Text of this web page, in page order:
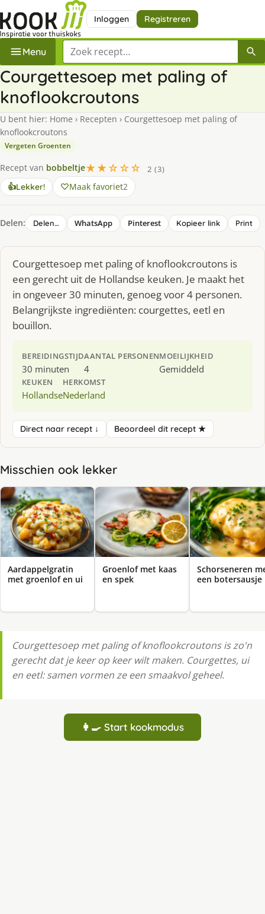
Inloggen Registreren
Menu Zoek een recept
Courgettesoep met paling of
knoflookcroutons
U bent hier: Home › Recepten › Courgettesoep met paling of
knoflookcroutons
Vergeten Groenten
Recept van bobbeltje★★☆☆☆
2 (3)
👍Lekker! Maak favoriet2
Delen: Delen… WhatsApp Pinterest Kopieer link Print
Courgettesoep met paling of knoflookcroutons is
een gerecht uit de Hollandse keuken. Je maakt het
in ongeveer 30 minuten, genoeg voor 4 personen.
Belangrijkste ingrediënten: courgettes, eetl en
bouillon.
BEREIDINGSTIJD
30 minuten
AANTAL PERSONEN
4
MOEILIJKHEID
Gemiddeld
KEUKEN
Hollandse
HERKOMST
Nederland
Direct naar recept ↓ Beoordeel dit recept ★
Misschien ook lekker
Aardappelgratin
met groenlof en ui
Groenlof met kaas
en spek
Schorseneren
een botersausje
Courgettesoep met paling of knoflookcroutons is zo'n
gerecht dat je keer op keer wilt maken. Courgettes, ui
en eetl: samen vormen ze een smaakvol geheel.
👩‍🍳 Start kookmodus